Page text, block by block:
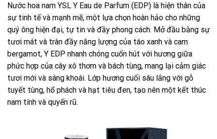
Nước hoa nam YSL Y Eau de Parfum (EDP) là hiện thân của
sự tinh tế và mạnh mẽ, một lựa chọn hoàn hảo cho những
quý ông hiện đại, tự tin và đầy phong cách. Mở đầu bằng sự
tươi mát và tràn đầy năng lượng của táo xanh và cam
bergamot, Y EDP nhanh chóng cuốn hút với hương giữa
phức hợp của cây xô thơm và bách tùng, mang lại cảm giác
tươi mới và sáng khoái. Lớp hương cuối sâu lắng với gỗ
tuyết tùng, hổ phách và hạt tiêu đen, tạo nên một kết thúc
nam tính và quyến rũ.